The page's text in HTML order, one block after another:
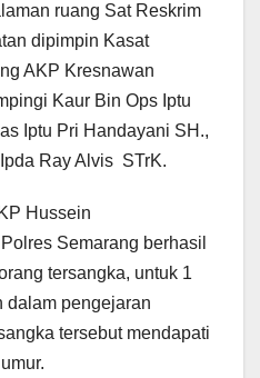
ruang Sat Reskrim
dipimpin Kasat
AKP Kresnawan
Kaur Bin Ops Iptu
Iptu Pri Handayani SH.,
Ray Alvis STrK.
Hussein
Semarang berhasil
tersangka, untuk 1
dalam pengejaran
tersebut mendapati